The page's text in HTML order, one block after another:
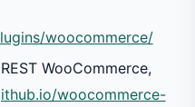
woocommerce/
WooCommerce,
woocommerce-